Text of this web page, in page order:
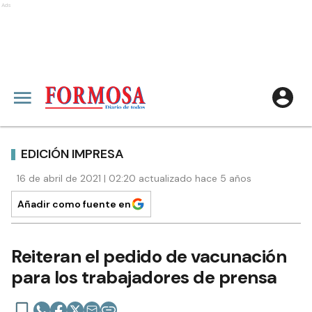
Ads
EDICIÓN IMPRESA
16 de abril de 2021 | 02:20 actualizado hace 5 años
Añadir como fuente en
Reiteran el pedido de vacunación
para los trabajadores de prensa